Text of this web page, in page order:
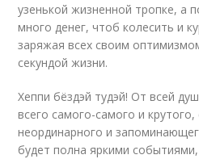
узенькой жизненной тропке, а
много денег, чтоб колесить и
заряжая всех своим
секундой жизни.
Хеппи бёздэй тудэй! От всей
всего самого-самого и
неординарного и
будет полна яркими